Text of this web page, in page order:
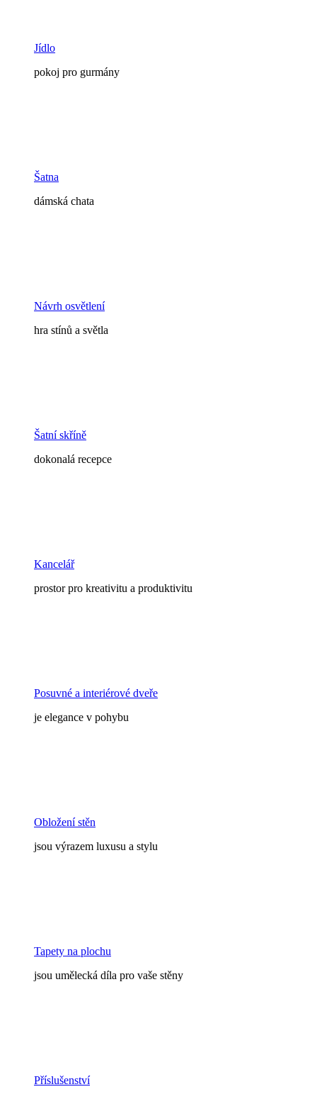
Jídlo
pokoj pro gurmány
Šatna
dámská chata
Návrh osvětlení
hra stínů a světla
Šatní skříně
dokonalá recepce
Kancelář
prostor pro kreativitu a produktivitu
Posuvné a interiérové dveře
je elegance v pohybu
Obložení stěn
jsou výrazem luxusu a stylu
Tapety na plochu
jsou umělecká díla pro vaše stěny
Příslušenství